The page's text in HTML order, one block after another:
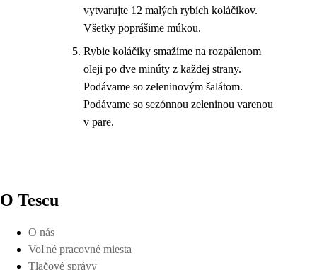
vytvarujte 12 malých rybích koláčikov.
Všetky poprášime múkou.
Rybie koláčiky smažíme na rozpálenom
oleji po dve minúty z každej strany.
Podávame so zeleninovým šalátom.
Podávame so sezónnou zeleninou varenou
v pare.
O Tescu
O nás
Voľné pracovné miesta
Tlačové správy